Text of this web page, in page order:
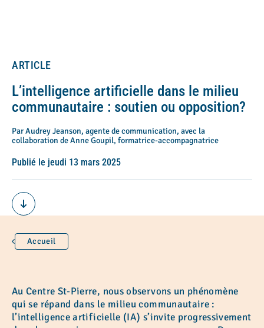
ARTICLE
L’intelligence artificielle dans le milieu
communautaire : soutien ou opposition?
Par Audrey Jeanson, agente de communication, avec la
collaboration de Anne Goupil, formatrice-accompagnatrice
Publié le jeudi 13 mars 2025
Accueil
Au Centre St-Pierre, nous observons un phénomène
qui se répand dans le milieu communautaire :
l’intelligence artificielle (IA) s’invite progressivement